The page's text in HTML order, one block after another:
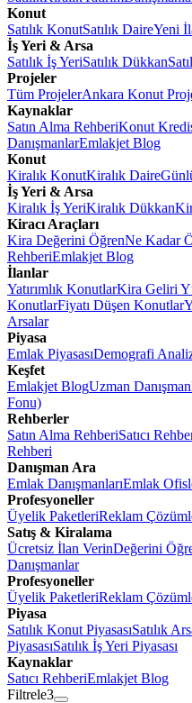
Konut
Satılık KonutSatılık DaireYeni
İş Yeri & Arsa
Satılık İş YeriSatılık Dükkan
Projeler
Tüm ProjelerAnkara Konut
Kaynaklar
Satın Alma RehberiKonut
DanışmanlarEmlakjet Blog
Konut
Kiralık KonutKiralık Daire
İş Yeri & Arsa
Kiralık İş YeriKiralık Dükkan
Kiracı Araçları
Kira Değerini ÖğrenNe Kadar
RehberiEmlakjet Blog
İlanlar
Yatırımlık KonutlarKira Geliri
KonutlarFiyatı Düşen Konutlar
Arsalar
Piyasa
Emlak PiyasasıDemografi
Keşfet
Emlakjet BlogUzman
Fonu)
Rehberler
Satın Alma RehberiSatıcı
Rehberi
Danışman Ara
Emlak DanışmanlarıEmlak
Profesyoneller
Üyelik PaketleriReklam
Satış & Kiralama
Ücretsiz İlan VerinDeğerini
Danışmanlar
Profesyoneller
Üyelik PaketleriReklam
Piyasa
Satılık Konut PiyasasıSatılık
PiyasasıSatılık İş Yeri Piyasası
Kaynaklar
Satıcı RehberiEmlakjet Blog
Filtrele3